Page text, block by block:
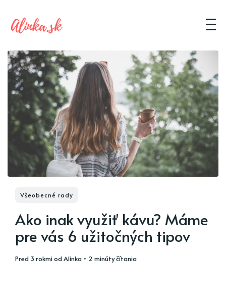
Všeobecné rady
Ako inak využiť kávu? Máme
pre vás 6 užitočných tipov
pred 3 rokmiodAlinka • 2 minúty čítania